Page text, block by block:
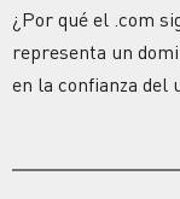
¿Por qué el .com
representa un
en la confianza del